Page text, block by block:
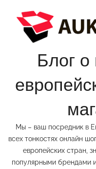
содержимому
Блог о
Мы – ваш посредник в
всех тонкостях онлайн
европейских стран,
популярными брендами